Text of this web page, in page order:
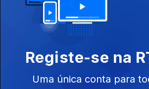
Joaquim Sousa e Manuel Bento - la la la
Ep. 183
02 dez. 2025
Registe-se na
Uma única conta para